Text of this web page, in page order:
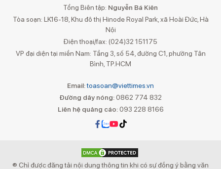
Tổng Biên tập: Nguyễn Bá Kiên
Tòa soạn: LK16-18, Khu đô thị Hinode Royal Park, xã Hoài Đức, Hà
Nội
Điện thoại/fax: (024)32 151175
VP đại diện tại miền Nam: Tầng 3, số 54, đường C1, phường Tân
Bình, TP.HCM
Email:toasoan@viettimes.vn
Đường dây nóng: 0862 774 832
Liên hệ quảng cáo:093 228 8166
® Chỉ được đăng tải nội dung thông tin khi có sự đồng ý bằng văn